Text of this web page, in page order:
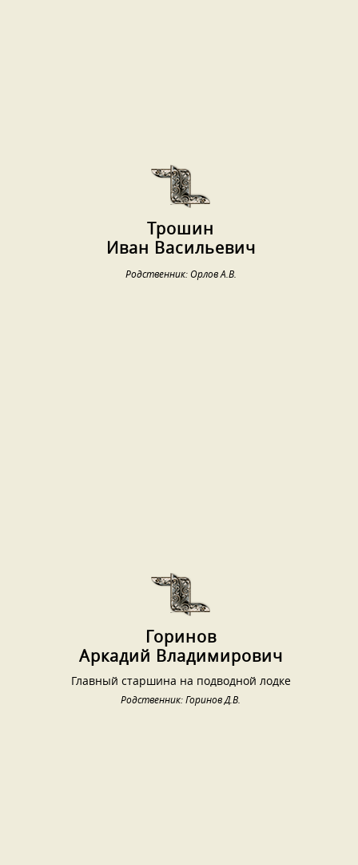
Трошин
Иван Васильевич
Родственник: Орлов А.В.
Горинов
Аркадий Владимирович
Главный старшина на подводной лодке
Родственник: Горинов Д.В.